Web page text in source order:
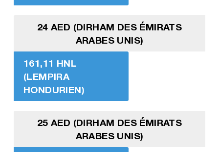
24 AED (DIRHAM DES ÉMIRATS
ARABES UNIS)
161,11 HNL
(LEMPIRA
HONDURIEN)
25 AED (DIRHAM DES ÉMIRATS
ARABES UNIS)